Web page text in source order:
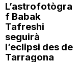
L’astrofotògra
f Babak
Tafreshi
seguirà
l’eclipsi des de
Tarragona